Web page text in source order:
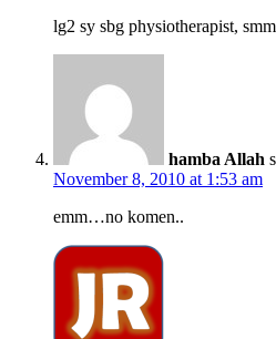
lg2 sy sbg physiotherapist,
hamba Allah
November 8, 2010 at 1:53 am
emm…no komen..